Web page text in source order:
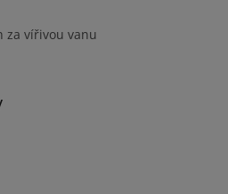
za vířivou vanu